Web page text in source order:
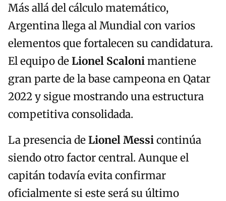
Más allá del cálculo matemático,
Argentina llega al Mundial con varios
elementos que fortalecen su candidatura.
El equipo deLionel Scalonimantiene
gran parte de la base campeona en Qatar
2022 y sigue mostrando una estructura
competitiva consolidada.
La presencia deLionel Messicontinúa
siendo otro factor central. Aunque el
capitán todavía evita confirmar
oficialmente si este será su último